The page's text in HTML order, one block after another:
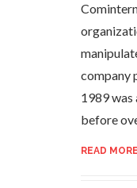
company
1989 was
before
READ MORE